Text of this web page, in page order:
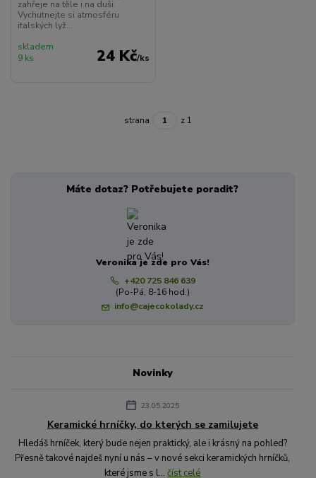
zahřeje na těle i na duši.
Vychutnejte si atmosféru
italských lyž...
24 Kč/ks
skladem
9 ks
strana z 1
Máte dotaz? Potřebujete poradit?
Veronika je zde pro Vás!
+420 725 846 639
(Po-Pá, 8-16 hod.)
info@cajecokolady.cz
Novinky
23.05.2025
Keramické hrníčky, do kterých se zamilujete
Hledáš hrníček, který bude nejen praktický, ale i krásný na pohled?
Přesně takové najdeš nyní u nás – v nové sekci keramických hrníčků,
které jsme s l...číst celé